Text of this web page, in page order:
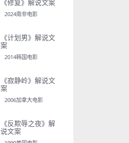
《修复》解说文案
2024南非电影
《计划男》解说文
案
2014韩国电影
《寂静岭》解说文
案
2006加拿大电影
《反欺辱之夜》解
说文案